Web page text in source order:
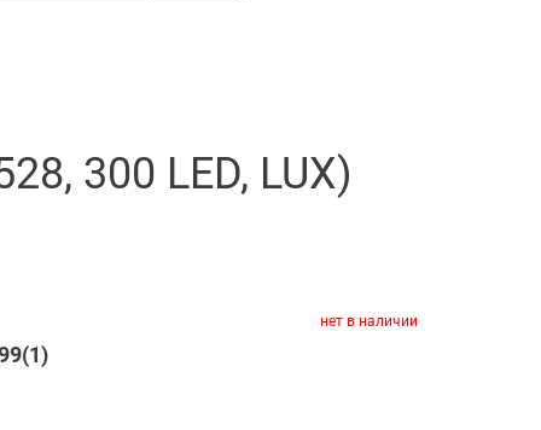
300 LED, LUX)
нет в наличии